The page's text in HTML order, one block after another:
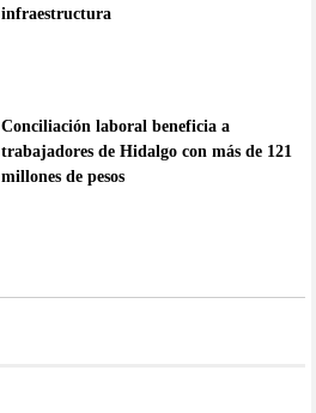
infraestructura
Conciliación laboral beneficia a
trabajadores de Hidalgo con más de 121
millones de pesos